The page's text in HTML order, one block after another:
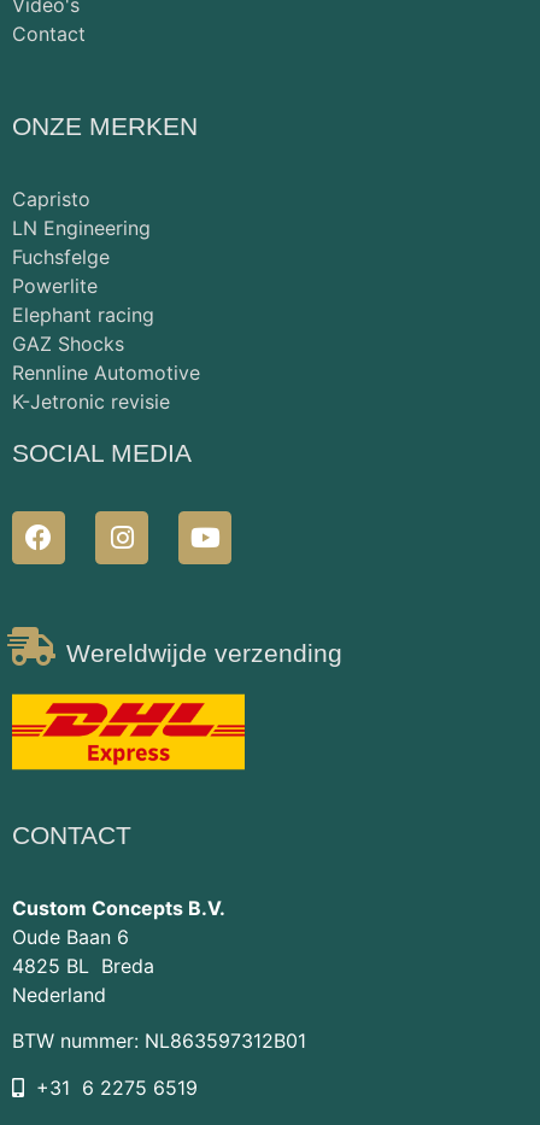
Contact
ONZE MERKEN
Capristo
LN Engineering
Fuchsfelge
Powerlite
Elephant racing
GAZ Shocks
Rennline Automotive
K-Jetronic revisie
SOCIAL MEDIA
Wereldwijde verzending
CONTACT
Custom Concepts B.V.
Oude Baan 6
4825 BL Breda
Nederland
BTW nummer: NL863597312B01
+31 6 2275 6519